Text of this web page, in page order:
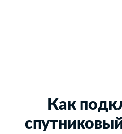
Как